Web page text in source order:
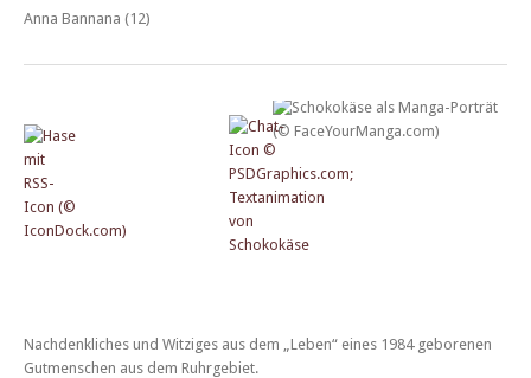
Anna Bannana (12)
Nachdenkliches und Witziges aus dem „Leben“ eines 1984 geborenen
Gutmenschen aus dem Ruhrgebiet.